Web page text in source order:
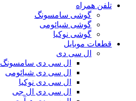
تلفن همراه
گوشی سامسونگ
گوشی شیائومی
گوشی نوکیا
قطعات موبایل
ال سی دی
ال سی دی سامسونگ
ال سی دی شیائومی
ال سی دی نوکیا
ال سی دی ال جی